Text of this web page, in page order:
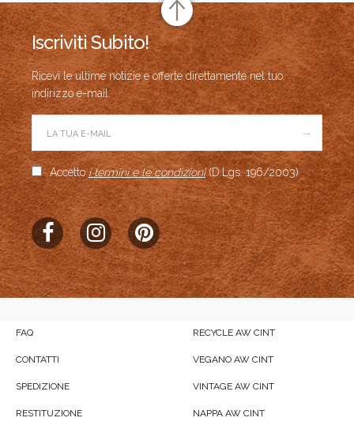
Iscriviti Subito!
Ricevi le ultime notizie e offerte direttamente nel tuo
indirizzo e-mail.
→
Accetto i termini e le condizioni(D.Lgs. 196/2003)
FAQ
CONTATTI
SPEDIZIONE
RESTITUZIONE
RECYCLE AW CINT
VEGANO AW CINT
VINTAGE AW CINT
NAPPA AW CINT